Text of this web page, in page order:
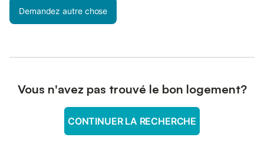
Demandez autre chose
Vous n'avez pas trouvé le bon logement?
CONTINUER LA RECHERCHE